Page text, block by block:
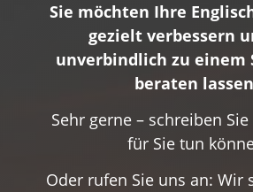
Sie möchten Ihre
gezielt verbessern
unverbindlich zu einem
beraten
Sehr gerne – schreiben
für Sie tun
Oder rufen Sie uns an: Wir